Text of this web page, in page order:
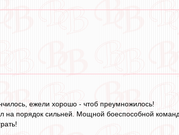
ежели хорошо - чтоб преумножилось!
на порядок сильней. Мощной боеспособной